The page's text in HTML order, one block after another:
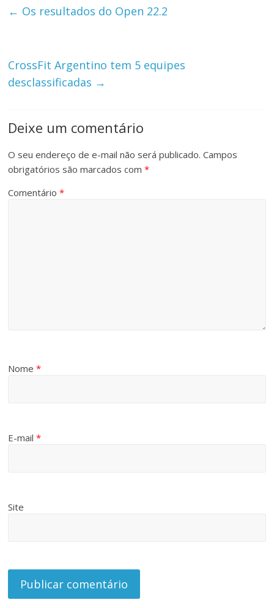
← Os resultados do Open 22.2
CrossFit Argentino tem 5 equipes
desclassificadas →
Deixe um comentário
O seu endereço de e-mail não será publicado. Campos
obrigatórios são marcados com*
Comentário*
Nome*
E-mail*
Site